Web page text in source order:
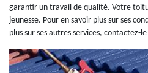
garantir un travail de qualité. Votre
jeunesse. Pour en savoir plus sur ses
plus sur ses autres services, contactez-